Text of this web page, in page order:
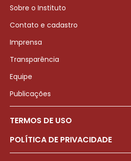
Sobre o Instituto
Contato e cadastro
Imprensa
Transparência
Equipe
Publicações
TERMOS DE USO
POLÍTICA DE PRIVACIDADE